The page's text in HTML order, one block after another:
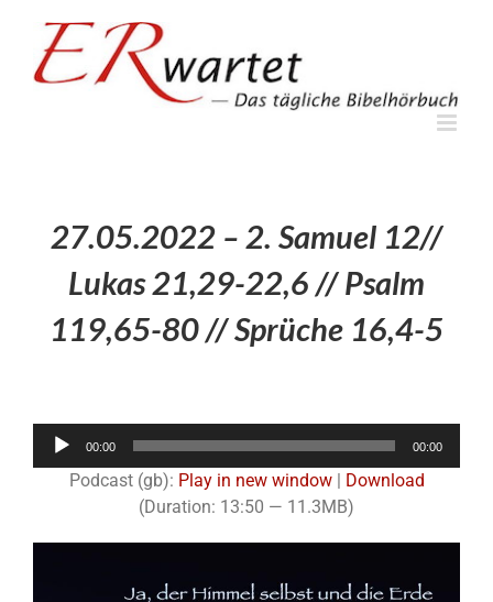
springen
27.05.2022 – 2. Samuel 12//
Lukas 21,29-22,6 // Psalm
119,65-80 // Sprüche 16,4-5
Audio-
00:00 00:00
Podcast (gb): Play in new window|
Download
(Duration: 13:50 — 11.3MB)